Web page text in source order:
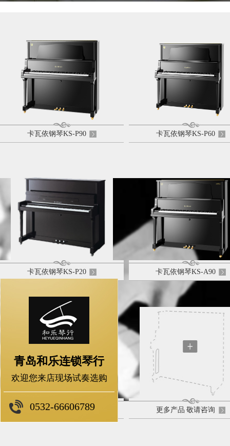
卡瓦依钢琴KS-P90 卡瓦依钢琴KS-P60
卡瓦依钢琴KS-P20 卡瓦依钢琴KS-A90
卡瓦依钢琴原装进口K-300 更多产品 敬请咨询
青岛和乐连锁琴行
欢迎您来店现场试奏选购
0532-66606789